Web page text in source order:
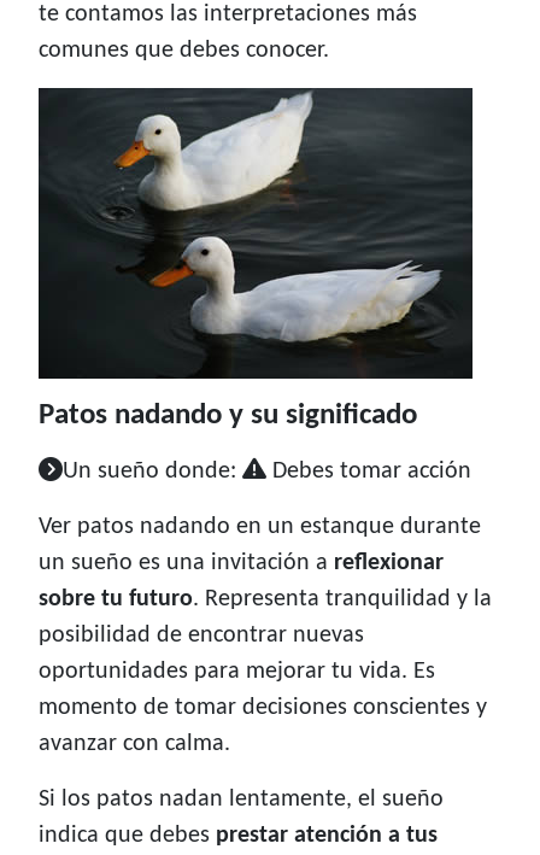
te contamos las interpretaciones más
comunes que debes conocer.
Patos nadando y su significado
Un sueño donde: Debes tomar acción
Ver patos nadando en un estanque durante
un sueño es una invitación a reflexionar
sobre tu futuro. Representa tranquilidad y la
posibilidad de encontrar nuevas
oportunidades para mejorar tu vida. Es
momento de tomar decisiones conscientes y
avanzar con calma.
Si los patos nadan lentamente, el sueño
indica que debes prestar atención a tus